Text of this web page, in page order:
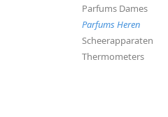
Parfums Dames
Parfums Heren
Scheerapparaten
Thermometers